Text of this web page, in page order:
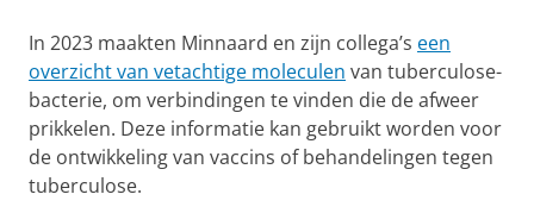
In 2023 maakten Minnaard en zijn collega’s een
overzicht van vetachtige moleculen van tuberculose-
bacterie, om verbindingen te vinden die de afweer
prikkelen. Deze informatie kan gebruikt worden voor
de ontwikkeling van vaccins of behandelingen tegen
tuberculose.